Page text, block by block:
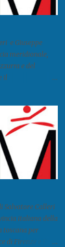
e Giuseppe
meridionale,
e del
il
a Marsiglia è
perché
Livorno e
Secondo il
narcotraffico dal
è una città
questo e
molti giovani,
...
Salvatore Calleri
italiana della
toscana per
di Firenze e Pisa)